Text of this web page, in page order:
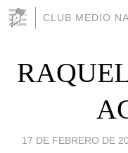
CLUB MEDIO
17 DE FEBRERO DE